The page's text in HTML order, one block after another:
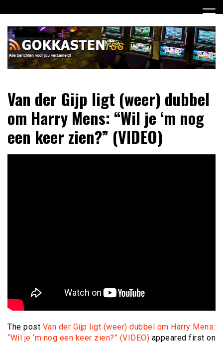
naar
inhoud
Gokkasten RSS
voor jou verzameld
Van der Gijp ligt (weer) dubbel
om Harry Mens: “Wil je ‘m nog
een keer zien?” (VIDEO)
The post Van der Gijp ligt (weer) dubbel om Harry Mens:
“Wil je ‘m nog een keer zien?” (VIDEO) appeared first on